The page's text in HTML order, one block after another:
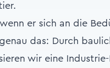
er sich an die
das: Durch
wir eine